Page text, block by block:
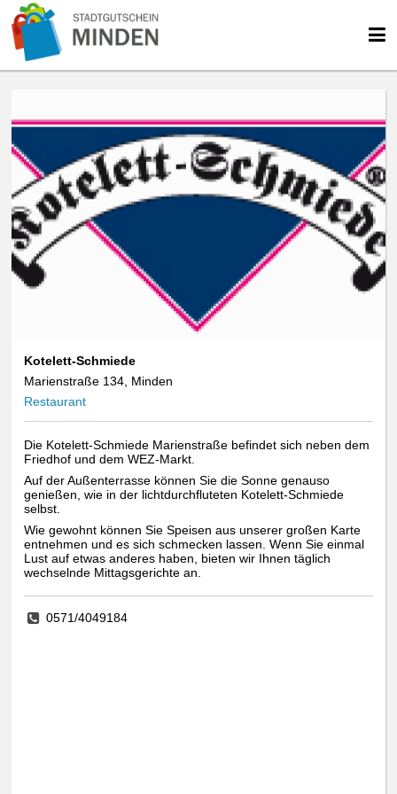
Kotelett-Schmiede
Marienstraße 134, Minden
Restaurant
Die Kotelett-Schmiede Marienstraße befindet sich neben dem
Friedhof und dem WEZ-Markt.
Auf der Außenterrasse können Sie die Sonne genauso
genießen, wie in der lichtdurchfluteten Kotelett-Schmiede
selbst.
Wie gewohnt können Sie Speisen aus unserer großen Karte
entnehmen und es sich schmecken lassen. Wenn Sie einmal
Lust auf etwas anderes haben, bieten wir Ihnen täglich
wechselnde Mittagsgerichte an.
0571/4049184